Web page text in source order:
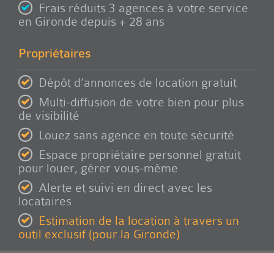
Frais réduits 3 agences à votre service
en Gironde depuis + 28 ans
Propriétaires
Dépôt d’annonces de location gratuit
Multi-diffusion de votre bien pour plus
de visibilité
Louez sans agence en toute sécurité
Espace propriétaire personnel gratuit
pour louer, gérer vous-même
Alerte et suivi en direct avec les
locataires
Estimation de la location à travers un
outil exclusif (pour la Gironde)